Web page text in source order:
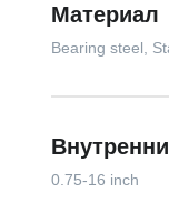
Материал
Bearing steel,
0.75-16 inch